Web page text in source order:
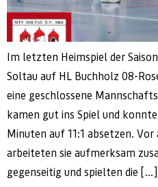
Im letzten Heimspiel der
Soltau auf HL Buchholz 08-
eine geschlossene
kamen gut ins Spiel und
Minuten auf 11:1 absetzen.
arbeiteten sie aufmerksam
gegenseitig und spielten die […]